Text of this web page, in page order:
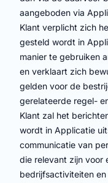
aangeboden via
Klant verplicht zich
gesteld wordt in
manier te gebruiken
en verklaart zich
gelden voor de
gerelateerde regel-
Klant zal het
wordt in Applicatie
communicatie van
die relevant zijn voor
bedrijfsactiviteiten